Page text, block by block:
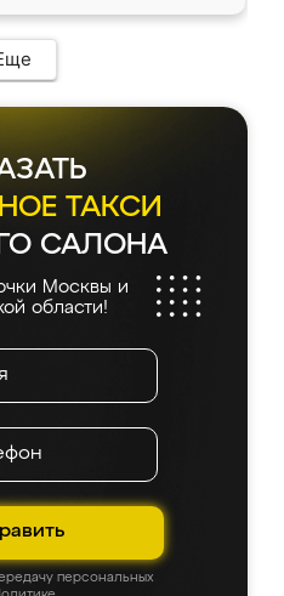
ТАКСИ
САЛОНА
Москвы и
области!
персональных